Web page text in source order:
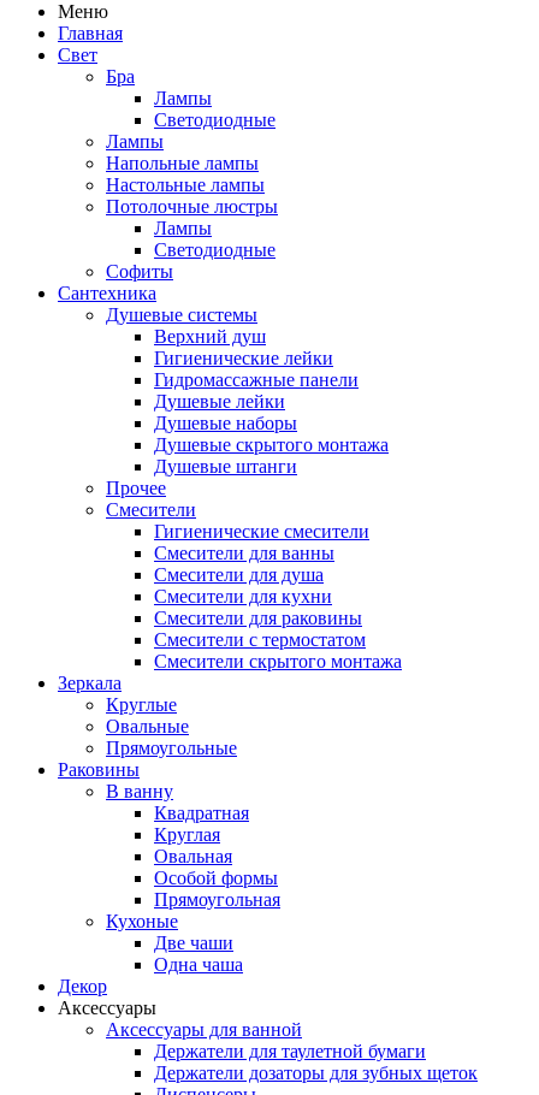
Меню
Главная
Свет
Бра
Лампы
Светодиодные
Лампы
Напольные лампы
Настольные лампы
Потолочные люстры
Лампы
Светодиодные
Софиты
Сантехника
Душевые системы
Верхний душ
Гигиенические лейки
Гидромассажные панели
Душевые лейки
Душевые наборы
Душевые скрытого монтажа
Душевые штанги
Прочее
Смесители
Гигиенические смесители
Смесители для ванны
Смесители для душа
Смесители для кухни
Смесители для раковины
Смесители с термостатом
Смесители скрытого монтажа
Зеркала
Круглые
Овальные
Прямоугольные
Раковины
В ванну
Квадратная
Круглая
Овальная
Особой формы
Прямоугольная
Кухоные
Две чаши
Одна чаша
Декор
Аксессуары
Аксессуары для ванной
Держатели для таулетной бумаги
Держатели дозаторы для зубных щеток